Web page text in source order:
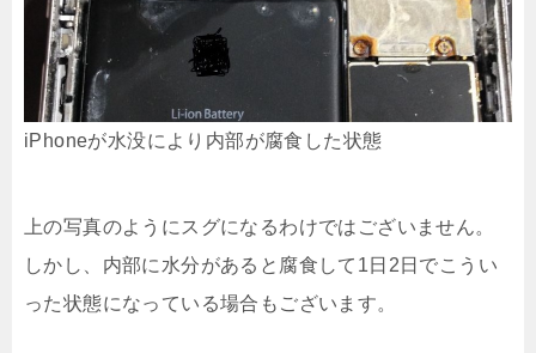
iPhoneが水没により内部が腐食した状態
上の写真のようにスグになるわけではございません。
しかし、内部に水分があると腐食して1日2日でこうい
った状態になっている場合もございます。